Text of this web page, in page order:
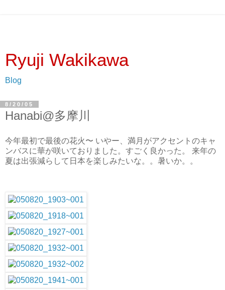
Ryuji Wakikawa
Blog
8/20/05
Hanabi@多摩川
今年最初で最後の花火〜 いやー、満月がアクセントのキャ
ンバスに華が咲いておりました。すごく良かった。 来年の
夏は出張減らして日本を楽しみたいな。。暑いか。。